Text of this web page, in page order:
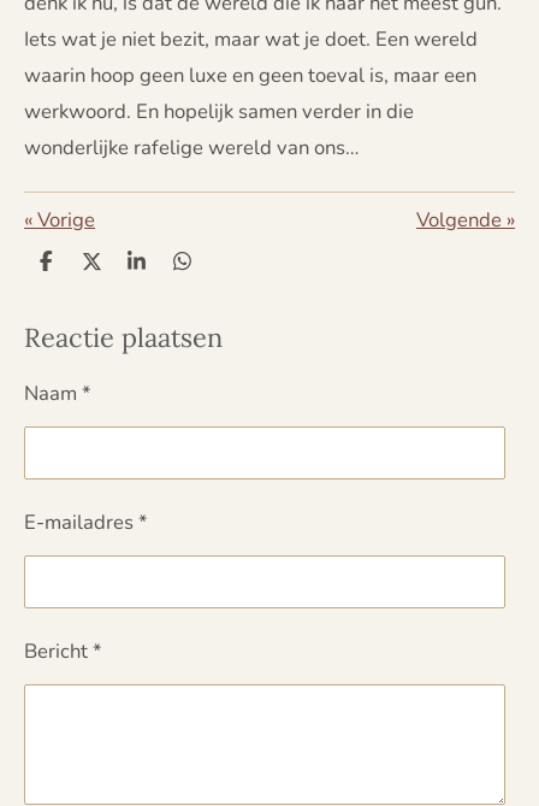
Iets wat je niet bezit, maar wat je doet. Een wereld
waarin hoop geen luxe en geen toeval is, maar een
werkwoord. En hopelijk samen verder in die
wonderlijke rafelige wereld van ons…
«Vorige Volgende »
D
e
n
D
l
S
r
e
D
e
n
Reactie plaatsen
Naam *
E-mailadres *
Bericht *